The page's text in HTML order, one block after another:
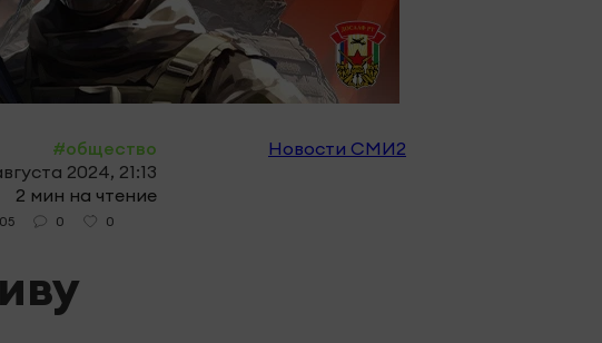
#общество
2024, 21:13
2 мин на чтение
0 0
Новости СМИ2